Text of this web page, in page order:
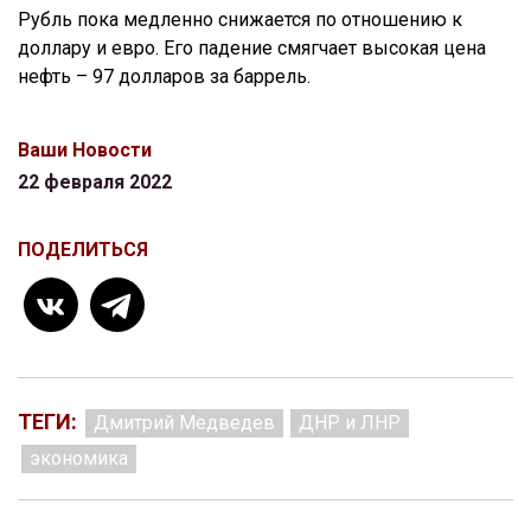
Рубль пока медленно снижается по отношению к
доллару и евро. Его падение смягчает высокая цена
нефть – 97 долларов за баррель.
Ваши Новости
22 февраля 2022
ПОДЕЛИТЬСЯ
ТЕГИ: Дмитрий Медведев
ДНР и ЛНР
экономика